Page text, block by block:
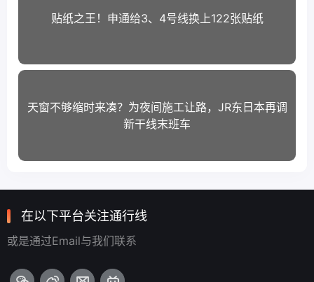
贴纸之王！申通给3、4号线换上122张贴纸
天窗不够缩时来凑？为夜间施工让路，JR东日本再调
新干线末班车
在以下平台关注通行线
或是通过Email与我们联系